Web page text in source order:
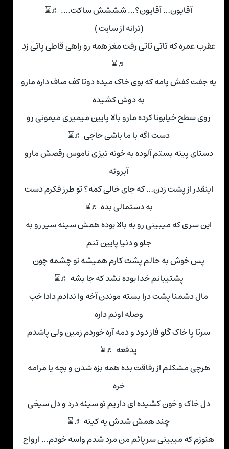
آقایون… آقایون؟… شششش ساکت…. ♬⌛
(ترانه از سایت )
عقرب عمره که تاتی تاتی رفت مغز همه رو راهی قاطی پاتی زد
♬⌛
یه جفت کفش پامه که بوی خاک میده دوتا کف صاف داره مارو
به دوش کشیده
روی سطح خیابونا کرده مارو بالا پایین میمیری میمونی رو
دست اگه با ما باشی حاجی ♬⌛
دستای پینه بستم آلوده به خونه تیزی ناموس رقصش مارو
آبروئه
اینقدر از پشت زدن… که جای خالی کمه؟ تو طرز فکرم دست
به دستمالی بده ♬⌛
این سری که میبینی رو به بالا بوده همش سینه سپر رو به
جلو و دنیا پایین تنم
پس خوش به حالم پشت کارم همیشه تو چشمه چون
پشتیبانم خدا بوده نشد که جا بشه ♬⌛
مال دشمنا پشت درا بسته موندن آخه وا ندادم دادا خب
وصله اونم داره
سرتا پا خاک گلو فاز دود و دمه آره خوردم زمین ولی پاشدم
یدفعه ♬⌛
هرچی مشکلم از رفاقت بده همه بزه شدن و بچه یا مرامه
خره
دل خاک و خون کشیده ای داریم تو سینه درد و دل سیخی
چند همش شدش یه کینه ♬⌛
هنوزم که میبینی سرپائم من مرد شدم واسه خودم… ارواح